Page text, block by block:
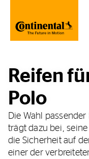
Reifen
Polo
Die Wahl
trägt dazu bei,
die Sicherheit auf
einer der